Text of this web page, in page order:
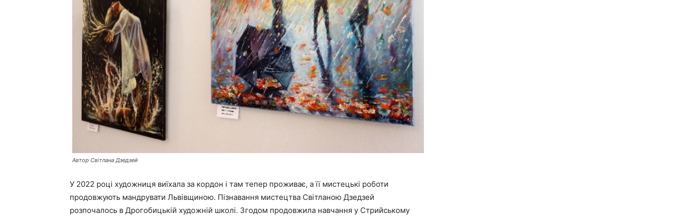
Автор Світлана Дзедзей
У 2022 році художниця виїхала за кордон і там тепер проживає, а її мистецькі роботи
продовжують мандрувати Львівщиною. Пізнавання мистецтва Світланою Дзедзей
розпочалось в Дрогобицькій художній школі. Згодом продовжила навчання у Стрийському